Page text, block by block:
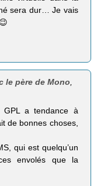
sera dur… Je vais
le père de Mono,
a tendance à
de bonnes choses,
qui est quelqu’un
envolés que la